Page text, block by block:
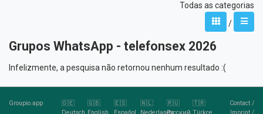
Todas as categorias
/
Grupos WhatsApp - telefonsex 2026
Infelizmente, a pesquisa não retornou nenhum resultado :(
Groupio.app
🇩🇪
Deutsch
🇬🇧
English
🇪🇸
Español
🇳🇱
Nederlands
🇷🇺
Русский
🇹🇷
Türkçe
Contact/
Imprint/